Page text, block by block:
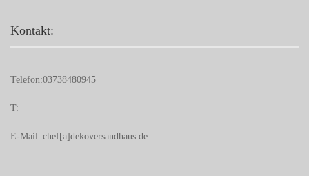
Kontakt:
Telefon:03738480945
T:
E-Mail: chef[a]dekoversandhaus.de